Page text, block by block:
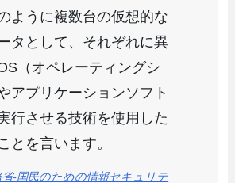
ように複数台の仮想的な
タとして、それぞれに異
（オペレーティングシ
アプリケーションソフト
行させる技術を使用した
とを言います。
省-国民のための情報セキュリテ